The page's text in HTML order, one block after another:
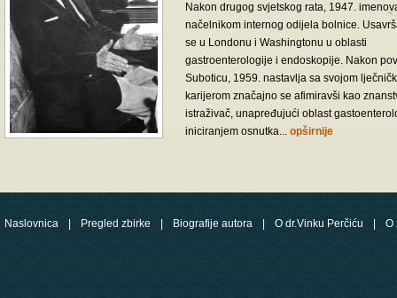
Nakon drugog svjetskog rata, 1947.
načelnikom internog odijela bolnice.
se u Londonu i Washingtonu u oblasti
gastroenterologije i endoskopije. Nakon
Suboticu, 1959. nastavlja sa svojom
karijerom značajno se afimiravši kao
istraživač, unapređujući oblast
iniciranjem osnutka... opširnije
Naslovnica Pregled zbirke Biografije autora O dr.Vinku Perčiću O